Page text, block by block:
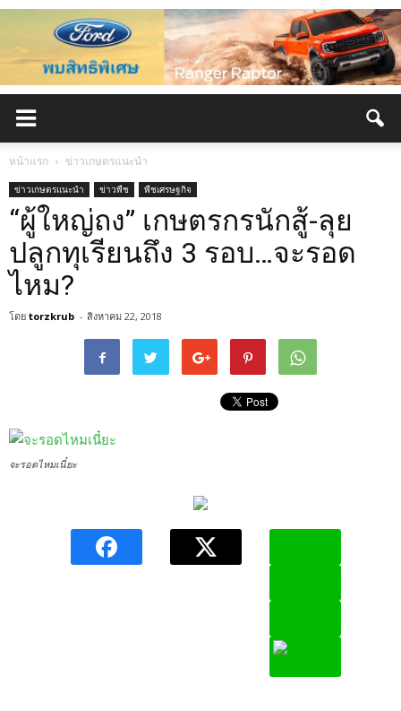
หน้าแรก ข่าวเกษตรแนะนำ
ข่าวเกษตรแนะนำ ข่าวพืช พืชเศรษฐกิจ
“ผู้ใหญ่ถง” เกษตรกรนักสู้-ลุย
ปลูกทุเรียนถึง 3 รอบ…จะรอด
ไหม?
โดย torzkrub - สิงหาคม 22, 2018
จะรอดไหมเนี๋ยะ